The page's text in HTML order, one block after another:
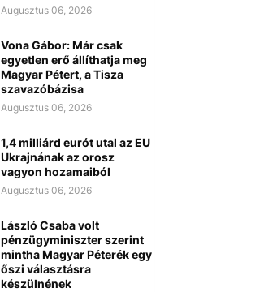
Augusztus 06, 2026
Vona Gábor: Már csak
egyetlen erő állíthatja meg
Magyar Pétert, a Tisza
szavazóbázisa
Augusztus 06, 2026
1,4 milliárd eurót utal az EU
Ukrajnának az orosz
vagyon hozamaiból
Augusztus 06, 2026
László Csaba volt
pénzügyminiszter szerint
mintha Magyar Péterék egy
őszi választásra
készülnének